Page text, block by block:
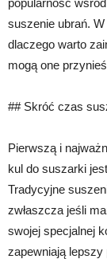
popularność
suszenie ubrań.
dlaczego warto
mogą one
## Skróć czas
Pierwszą i
kul do suszarki
Tradycyjne
zwłaszcza jeśli
swojej specjalnej
zapewniają lepszy